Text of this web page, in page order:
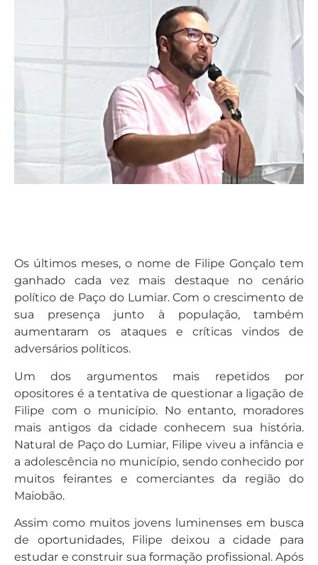
Os últimos meses, o nome de Filipe Gonçalo tem
ganhado cada vez mais destaque no cenário
político de Paço do Lumiar. Com o crescimento de
sua presença junto à população, também
aumentaram os ataques e críticas vindos de
adversários políticos.
Um dos argumentos mais repetidos por
opositores é a tentativa de questionar a ligação de
Filipe com o município. No entanto, moradores
mais antigos da cidade conhecem sua história.
Natural de Paço do Lumiar, Filipe viveu a infância e
a adolescência no município, sendo conhecido por
muitos feirantes e comerciantes da região do
Maiobão.
Assim como muitos jovens luminenses em busca
de oportunidades, Filipe deixou a cidade para
estudar e construir sua formação profissional. Após